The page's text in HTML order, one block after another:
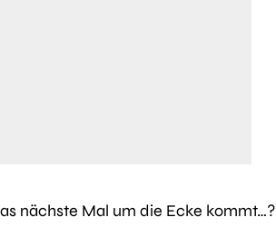
nächste Mal um die Ecke kommt…?